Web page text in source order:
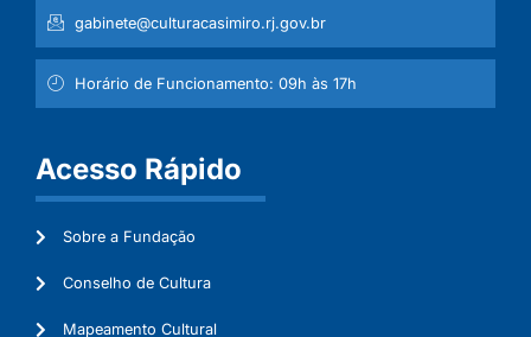
gabinete@culturacasimiro.rj.gov.br
Horário de Funcionamento: 09h às 17h
Acesso Rápido
Sobre a Fundação
Conselho de Cultura
Mapeamento Cultural